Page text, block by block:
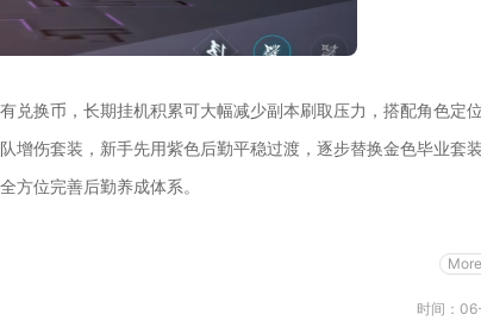
兑换币，长期挂机积累可大幅减少副本刷取压力，搭配角色定
伤套装，新手先用紫色后勤平稳过渡，逐步替换金色毕业套装
方位完善后勤养成体系。
时间：